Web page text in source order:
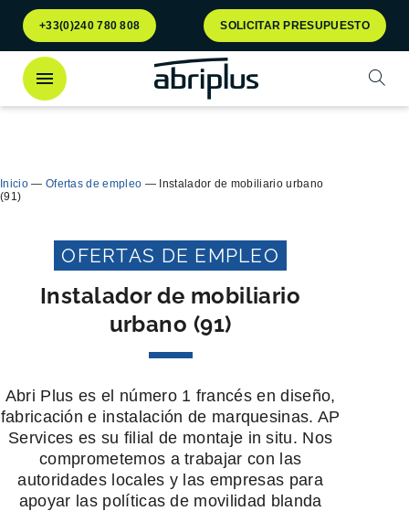
Ir al
menú
Ir al
contenido
+33(0)240 780 808 SOLICITAR PRESUPUESTO
Abrir
Inicio— Ofertas de empleo — Instalador de mobiliario urbano
(91)
OFERTAS DE EMPLEO
Instalador de mobiliario
urbano (91)
Abri Plus es el número 1 francés en diseño,
fabricación e instalación de marquesinas. AP
Services es su filial de montaje in situ. Nos
comprometemos a trabajar con las
autoridades locales y las empresas para
apoyar las políticas de movilidad blanda